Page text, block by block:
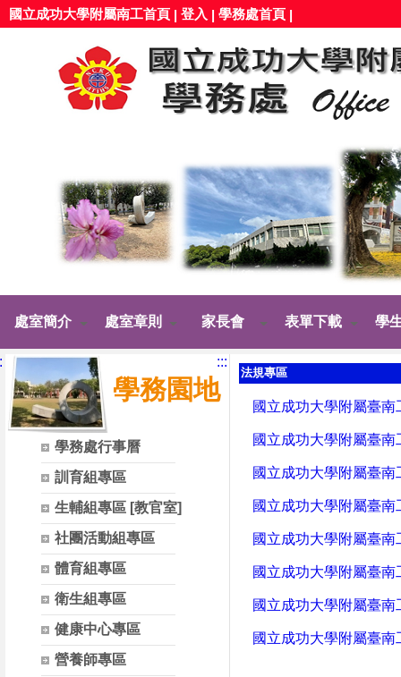
國立成功大學附屬南工首頁 | 登入 | 學務處首頁 |
處室簡介 處室章則 家長會 表單下載 學
學務園地
學務處行事曆
訓育組專區
生輔組專區 [教官室]
社團活動組專區
體育組專區
衛生組專區
健康中心專區
營養師專區
:::
法規專區
國立成功大學附屬臺
國立成功大學附屬臺
國立成功大學附屬臺
國立成功大學附屬臺
國立成功大學附屬臺
國立成功大學附屬臺
國立成功大學附屬臺
國立成功大學附屬臺